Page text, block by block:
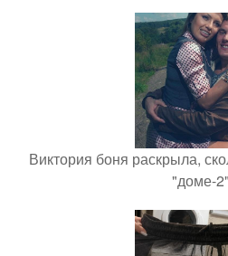
Виктория боня раскрыла,
"доме-